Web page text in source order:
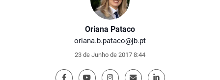
Oriana Pataco
oriana.b.pataco@jb.pt
23 de Junho de 2017 8:44